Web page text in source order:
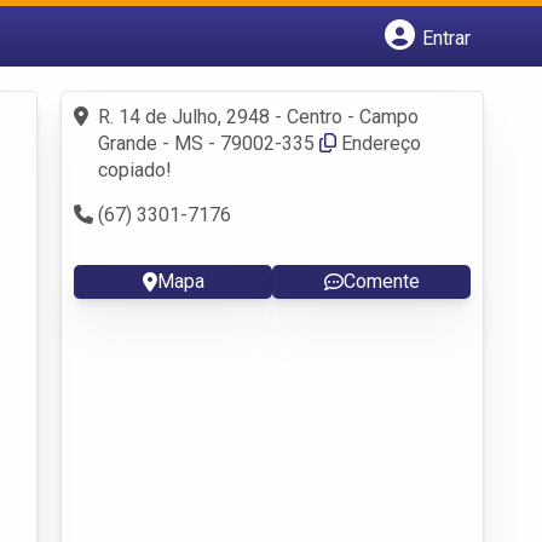
Entrar
Fazer login
Criar conta
R. 14 de Julho, 2948 - Centro - Campo
Grande - MS - 79002-335
Endereço
copiado!
(67) 3301-7176
Mapa Comente